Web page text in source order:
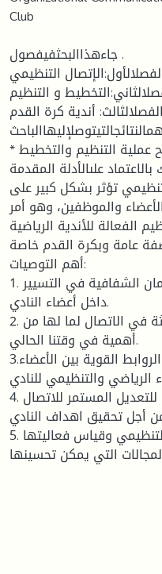
Club
جاءهذاالبحثفيفصول .
التنظيمي
و التنظيم
أندية كرة القدم
* للاتصال التنظيمي دور في نجاح عملية التنظيم والتخطيط
علىالأدلة المقدمة
تؤثر بشكل كبير على
والموظفين، وهو أمر
للأندية الرياضية
عامة وبكرة القدم خاصة.
أهم التوصيات:
1. ضرورة تعزيز الاتصال الداخلي وضمان الشفافية في التسيير
داخل أعضاء النادي.
2. الاعتماد على التكنولوجيات الحديثة في الاتصال لما لها من
أهمية في وقتنا الحالي.
3.تشجيع العمل الجماعي وبناء الروابط القوية بين الأعضاء
والتنظيمي للنادي.
4. استخدام التغذية الراجعة للتعديل المستمر للاتصال
أجل تحقيق اهداف النادي
5. تقييم دوري لعملية الاتصال التنظيمي وقياس فعاليتها
التي يمكن تحسينها.